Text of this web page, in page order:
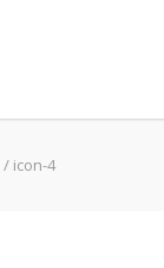
/ icon-4